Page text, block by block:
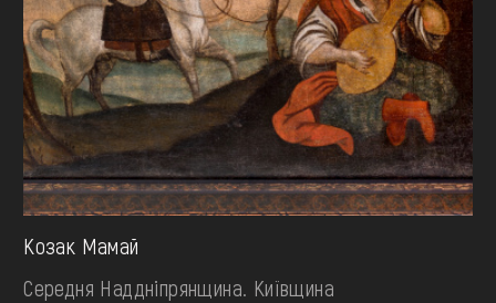
Козак Мамай
Середня Наддніпрянщина. Київщина